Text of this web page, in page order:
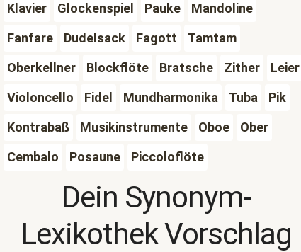
Klavier
Glockenspiel Pauke
Mandoline
Fanfare
Dudelsack Fagott
Tamtam
Oberkellner
Blockflöte Bratsche Zither
Leier
Violoncello
Fidel Mundharmonika Tuba
Pik
Kontrabaß
Musikinstrumente Oboe
Ober
Cembalo
Posaune Piccoloflöte
Dein Synonym-
Lexikothek Vorschlag